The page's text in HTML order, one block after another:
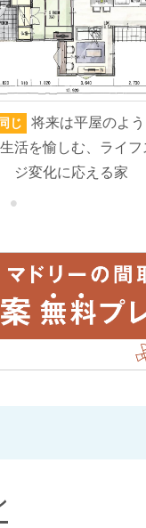
じ
将来は平屋のよ
活を愉しむ、ライフ
ジ変化に応える家